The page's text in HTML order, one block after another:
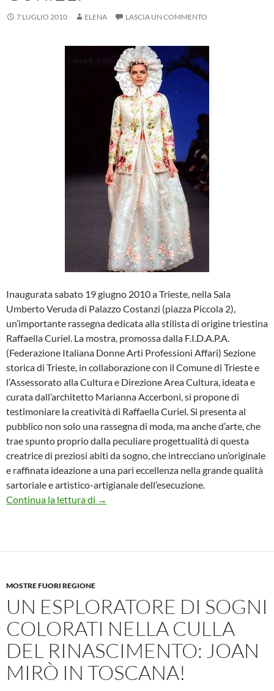
7 LUGLIO 2010 ELENA LASCIA UN COMMENTO
Inaugurata sabato 19 giugno 2010 a Trieste, nella Sala
Umberto Veruda di Palazzo Costanzi (piazza Piccola 2),
un’importante rassegna dedicata alla stilista di origine triestina
Raffaella Curiel. La mostra, promossa dalla F.I.D.A.P.A.
(Federazione Italiana Donne Arti Professioni Affari) Sezione
storica di Trieste, in collaborazione con il Comune di Trieste e
l’Assessorato alla Cultura e Direzione Area Cultura, ideata e
curata dall’architetto Marianna Accerboni, si propone di
testimoniare la creatività di Raffaella Curiel. Si presenta al
pubblico non solo una rassegna di moda, ma anche d’arte, che
trae spunto proprio dalla peculiare progettualità di questa
creatrice di preziosi abiti da sogno, che intrecciano un’originale
e raffinata ideazione a una pari eccellenza nella grande qualità
sartoriale e artistico-artigianale dell’esecuzione.
Continua la lettura di Trieste e la creatività sartoriale della
→
MOSTRE FUORI REGIONE
UN ESPLORATORE DI SOGNI
COLORATI NELLA CULLA
DEL RINASCIMENTO: JOAN
MIRÒ IN TOSCANA!